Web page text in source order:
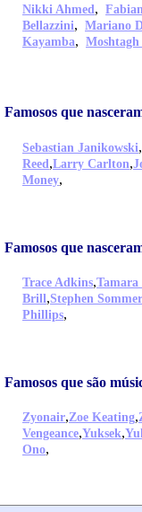
Nikki Ahmed,
Bellazzini, Mariano
Kayamba, Moshtagh
Famosos que
Sebastian Janikowski,
Reed,Larry Carlton,
Money,
Famosos que
Trace Adkins,Tamara
Brill,Stephen
Phillips,
Famosos que são
Zyonair,Zoe Keating,
Vengeance,Yuksek,
Ono,